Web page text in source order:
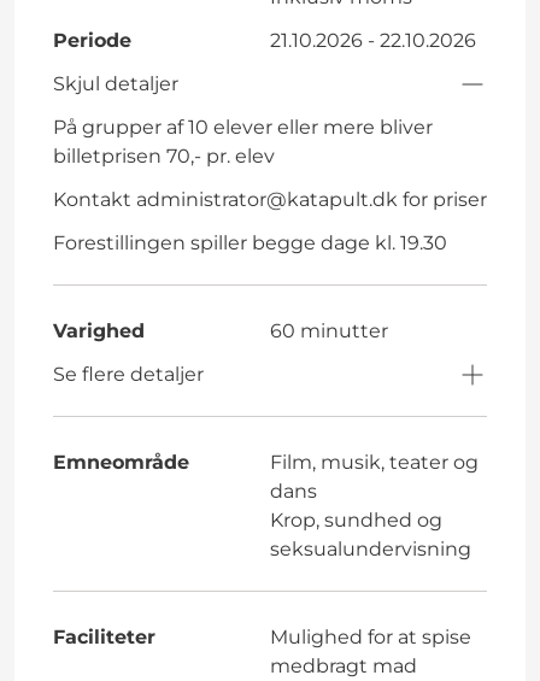
Periode
21.10.2026 - 22.10.2026
Skjul detaljer
På grupper af 10 elever eller mere bliver
billetprisen 70,- pr. elev
Kontakt administrator@katapult.dk for priser
Forestillingen spiller begge dage kl. 19.30
Varighed
60 minutter
Se flere detaljer
Emneområde
Film, musik, teater og
dans
Krop, sundhed og
seksualundervisning
Faciliteter
Mulighed for at spise
medbragt mad